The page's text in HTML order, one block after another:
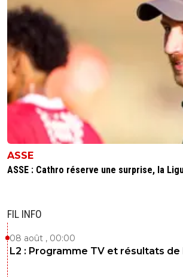
ASSE
ASSE : Cathro réserve une surprise, la
FIL INFO
08 août , 00:00
L2 : Programme TV et résultats de